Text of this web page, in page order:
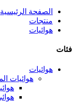
الصفحة الرئيسية
منتجات
هوائيات
فئات
هوائيات
هوائيات